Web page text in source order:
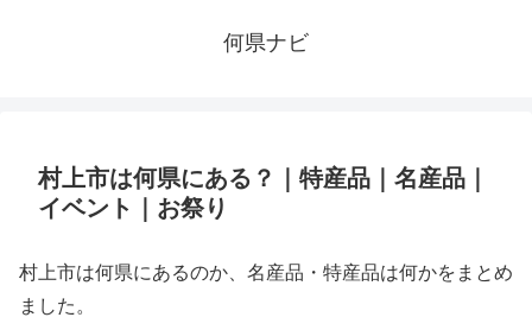
何県ナビ
村上市は何県にある？｜特産品｜名産品｜
イベント｜お祭り
村上市は何県にあるのか、名産品・特産品は何かをまとめ
ました。